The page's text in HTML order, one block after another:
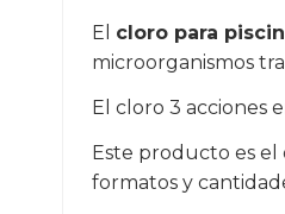
El cloro para
microorganismos
El cloro 3 acciones
Este producto es
formatos y